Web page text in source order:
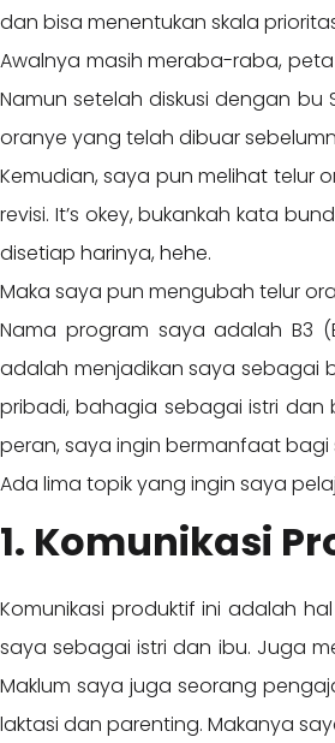
dan bisa menentukan skala
Awalnya masih meraba-raba,
Namun setelah diskusi dengan
oranye yang telah dibuar
Kemudian, saya pun melihat telur
revisi. It’s okey, bukankah kata
disetiap harinya, hehe.
Maka saya pun mengubah telur
Nama program saya adalah B3
adalah menjadikan saya sebagai
pribadi, bahagia sebagai istri dan
peran, saya ingin bermanfaat bagi
Ada lima topik yang ingin saya
1. Komunikasi
Komunikasi produktif ini adalah
saya sebagai istri dan ibu. Juga
Maklum saya juga seorang
laktasi dan parenting. Makanya